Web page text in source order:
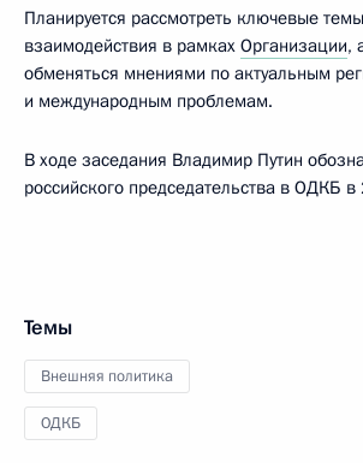
Планируется рассмотреть ключевые
взаимодействия в рамках Организации,
обменяться мнениями по актуальным
и международным проблемам.
В ходе заседания Владимир Путин
российского председательства в ОДКБ в
Темы
Внешняя политика
ОДКБ